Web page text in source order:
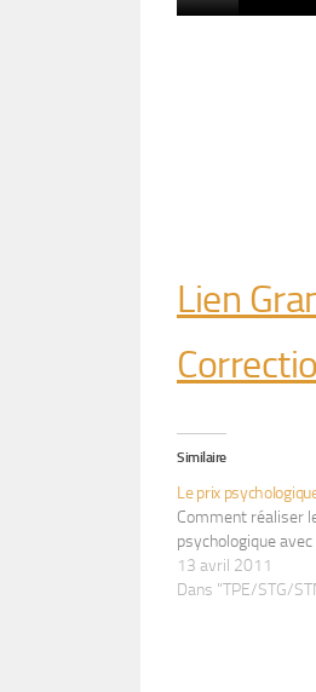
Lien
Similaire
Le prix
Comment réaliser
psychologique
13 avril 2011
Dans "TPE/STG/